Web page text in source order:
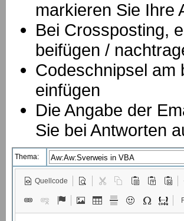
markieren Sie Ihre
Bei Crossposting,
beifügen /
Codeschnipsel am
einfügen
Die Angabe der
Sie bei Antworten
Thema:
Quellcode